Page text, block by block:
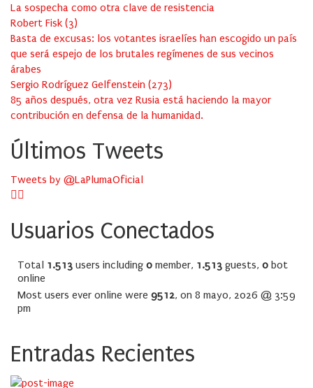
La sospecha como otra clave de resistencia
Robert Fisk (3)
Basta de excusas: los votantes israelíes han escogido un país
que será espejo de los brutales regímenes de sus vecinos
árabes
Sergio Rodríguez Gelfenstein (273)
85 años después, otra vez Rusia está haciendo la mayor
contribución en defensa de la humanidad.
Últimos Tweets
Tweets by @LaPlumaOficial
Usuarios Conectados
Total 1.513 users including 0 member, 1.513 guests, 0 bot
online
Most users ever online were 9512, on 8 mayo, 2026 @ 3:59
pm
Entradas Recientes